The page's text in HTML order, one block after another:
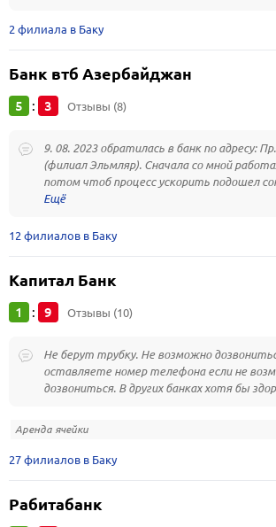
2 филиала в Баку
Банк втб Азербайджан
5 : 3 Отзывы (8)
9. 08. 2023 обратилась в банк по адресу:
(филиал Эльмляр). Сначала со мной
потом чтоб процесс ускорить подошел
12 филиалов в Баку
Капитал Банк
1 : 9 Отзывы (10)
Не берут трубку. Не возможно
оставляете номер телефона если не
дозвониться. В других банках хотя бы
Аренда ячейки
27 филиалов в Баку
Рабитабанк